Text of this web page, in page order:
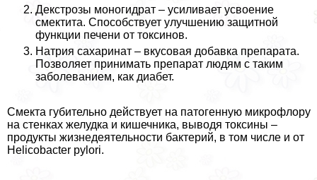
Декстрозы моногидрат – усиливает усвоение
смектита. Способствует улучшению защитной
функции печени от токсинов.
Натрия сахаринат – вкусовая добавка препарата.
Позволяет принимать препарат людям с таким
заболеванием, как диабет.
Смекта губительно действует на патогенную микрофлору
на стенках желудка и кишечника, выводя токсины –
продукты жизнедеятельности бактерий, в том числе и от
Helicobacter pylori.